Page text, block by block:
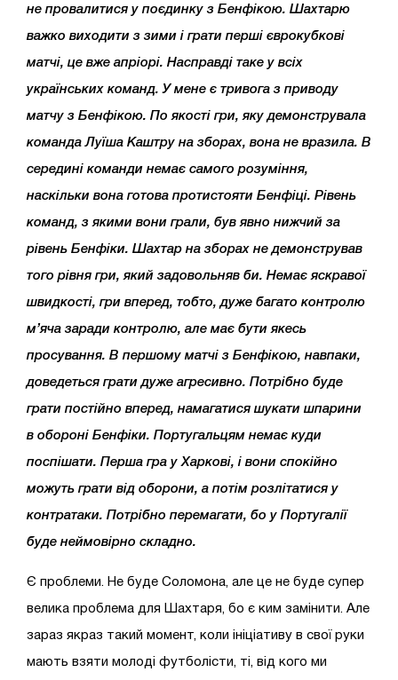
не провалитися у поєдинку з Бенфікою. Шахтарю
важко виходити з зими і грати перші єврокубкові
матчі, це вже апріорі. Насправді таке у всіх
українських команд. У мене є тривога з приводу
матчу з Бенфікою. По якості гри, яку демонструвала
команда Луїша Каштру на зборах, вона не вразила. В
середині команди немає самого розуміння,
наскільки вона готова протистояти Бенфіці. Рівень
команд, з якими вони грали, був явно нижчий за
рівень Бенфіки. Шахтар на зборах не демонстрував
того рівня гри, який задовольняв би. Немає яскравої
швидкості, гри вперед, тобто, дуже багато контролю
м’яча заради контролю, але має бути якесь
просування. В першому матчі з Бенфікою, навпаки,
доведеться грати дуже агресивно. Потрібно буде
грати постійно вперед, намагатися шукати шпарини
в обороні Бенфіки. Португальцям немає куди
поспішати. Перша гра у Харкові, і вони спокійно
можуть грати від оборони, а потім розлітатися у
контратаки. Потрібно перемагати, бо у Португалії
буде неймовірно складно.
Є проблеми. Не буде Соломона, але це не буде супер
велика проблема для Шахтаря, бо є ким замінити. Але
зараз якраз такий момент, коли ініціативу в свої руки
мають взяти молоді футболісти, ті, від кого ми